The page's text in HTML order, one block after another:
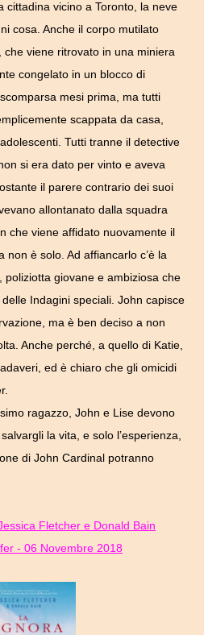
cittadina vicino a Toronto, la neve
cosa. Anche il corpo mutilato
viene ritrovato in una miniera
congelato in un blocco di
mesi prima, ma tutti
scappata da casa,
Tutti tranne il detective
si era dato per vinto e aveva
il parere contrario dei suoi
allontanato dalla squadra
che viene affidato nuovamente il
è solo. Ad affiancarlo c’è la
poliziotta giovane e ambiziosa che
Indagini speciali. John capisce
ma è ben deciso a non
Anche perché, a quello di Katie,
ed è chiaro che gli omicidi
ragazzo, John e Lise devono
la vita, e solo l’esperienza,
di John Cardinal potranno
Fletcher e Donald Bain
- 06 Novembre 2018